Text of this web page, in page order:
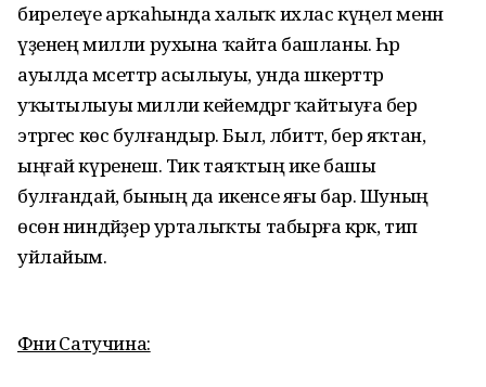
бирелеүе арҡаһында халыҡ ихлас күңел менән
үҙенең милли рухына ҡайта башланы. Һәр
ауылда мәсеттәр асылыуы, унда шәкерттәр
уҡытылыуы милли кейемдәргә ҡайтыуға бер
этәргес көс булғандыр. Был, әлбиттә, бер яҡтан,
ыңғай күренеш. Тик таяҡтың ике башы
булғандай, бының да икенсе яғы бар. Шуның
өсөн ниндәйҙер урталыҡты табырға кәрәк, тип
уйлайым.
Фәниә Сатучина: